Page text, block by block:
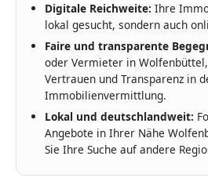
Digitale Reichweite: Ihre
lokal gesucht, sondern auch
Faire und transparente
oder Vermieter in
Vertrauen und Transparenz in
Immobilienvermittlung.
Lokal und deutschlandweit:
Angebote in Ihrer Nähe
Sie Ihre Suche auf andere